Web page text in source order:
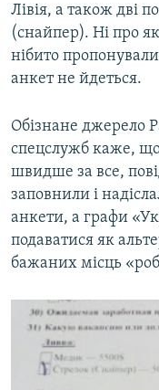
Лівія, а також дві
(снайпер). Ні про
нібито
анкет не йдеться.
Обізнане джерело
спецслужб каже,
швидше за все,
заповнили і
анкети, а графи
подаватися як
бажаних місць